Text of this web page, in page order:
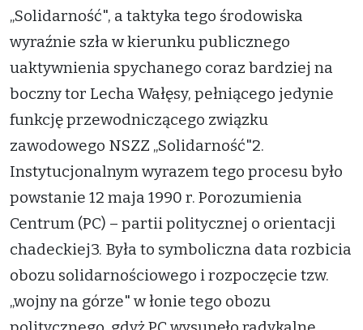
„Solidarność", a taktyka tego środowiska
wyraźnie szła w kierunku publicznego
uaktywnienia spychanego coraz bardziej na
boczny tor Lecha Wałęsy, pełniącego jedynie
funkcję przewodniczącego związku
zawodowego NSZZ „Solidarność"2.
Instytucjonalnym wyrazem tego procesu było
powstanie 12 maja 1990 r. Porozumienia
Centrum (PC) – partii politycznej o orientacji
chadeckiej3. Była to symboliczna data rozbicia
obozu solidarnościowego i rozpoczęcie tzw.
„wojny na górze" w łonie tego obozu